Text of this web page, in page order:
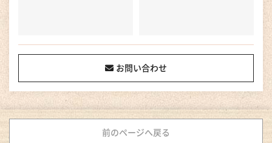
お問い合わせ
前のページへ戻る